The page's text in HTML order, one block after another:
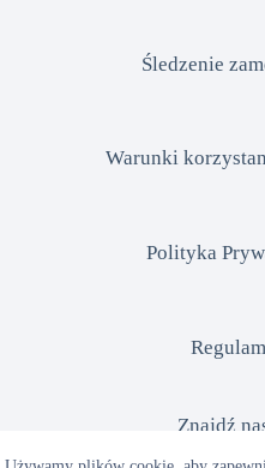
Śledzenie
Warunki
Polityka
Znajdź